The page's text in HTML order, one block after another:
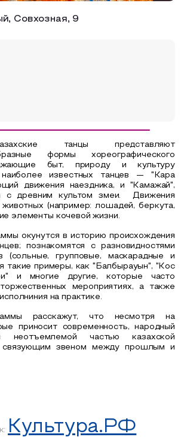
туризм
Совхозная, 9
танцы представляют
формы хореографического
быт, природу и культуру
известных танцев — "Кара
движения наездника, и "Камажай",
с древним культом змеи. Движения
(например: лошадей, беркута,
элементы кочевой жизни.
окунутся в историю происхождения
познакомятся с разновидностями
(сольные, групповые, маскарадные и
такие примеры, как "Балбырауын", "Кос
и многие другие, которые часто
мероприятиях, а также
на практике.
расскажут, что несмотря на
приносит современность, народный
неотъемлемой частью казахской
связующим звеном между прошлым и
Культура.РФ